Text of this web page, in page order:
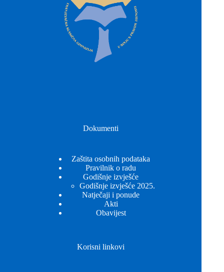
Dokumenti
Zaštita osobnih podataka
Pravilnik o radu
Godišnje izvješće
Godišnje izvješće 2025.
Natječaji i ponude
Akti
Obavijest
Korisni linkovi